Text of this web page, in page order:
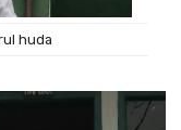
huda